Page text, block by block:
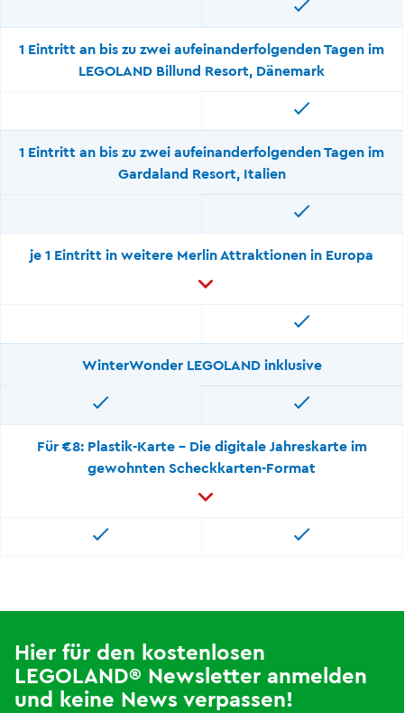
1 Eintritt an bis zu zwei aufeinanderfolgenden Tagen im
LEGOLAND Billund Resort, Dänemark
1 Eintritt an bis zu zwei aufeinanderfolgenden Tagen im
Gardaland Resort, Italien
je 1 Eintritt in weitere Merlin Attraktionen in Europa
WinterWonder LEGOLAND inklusive
Für €8: Plastik-Karte - Die digitale Jahreskarte im
gewohnten Scheckkarten-Format
Hier für den kostenlosen
LEGOLAND® Newsletter anmelden
und keine News verpassen!